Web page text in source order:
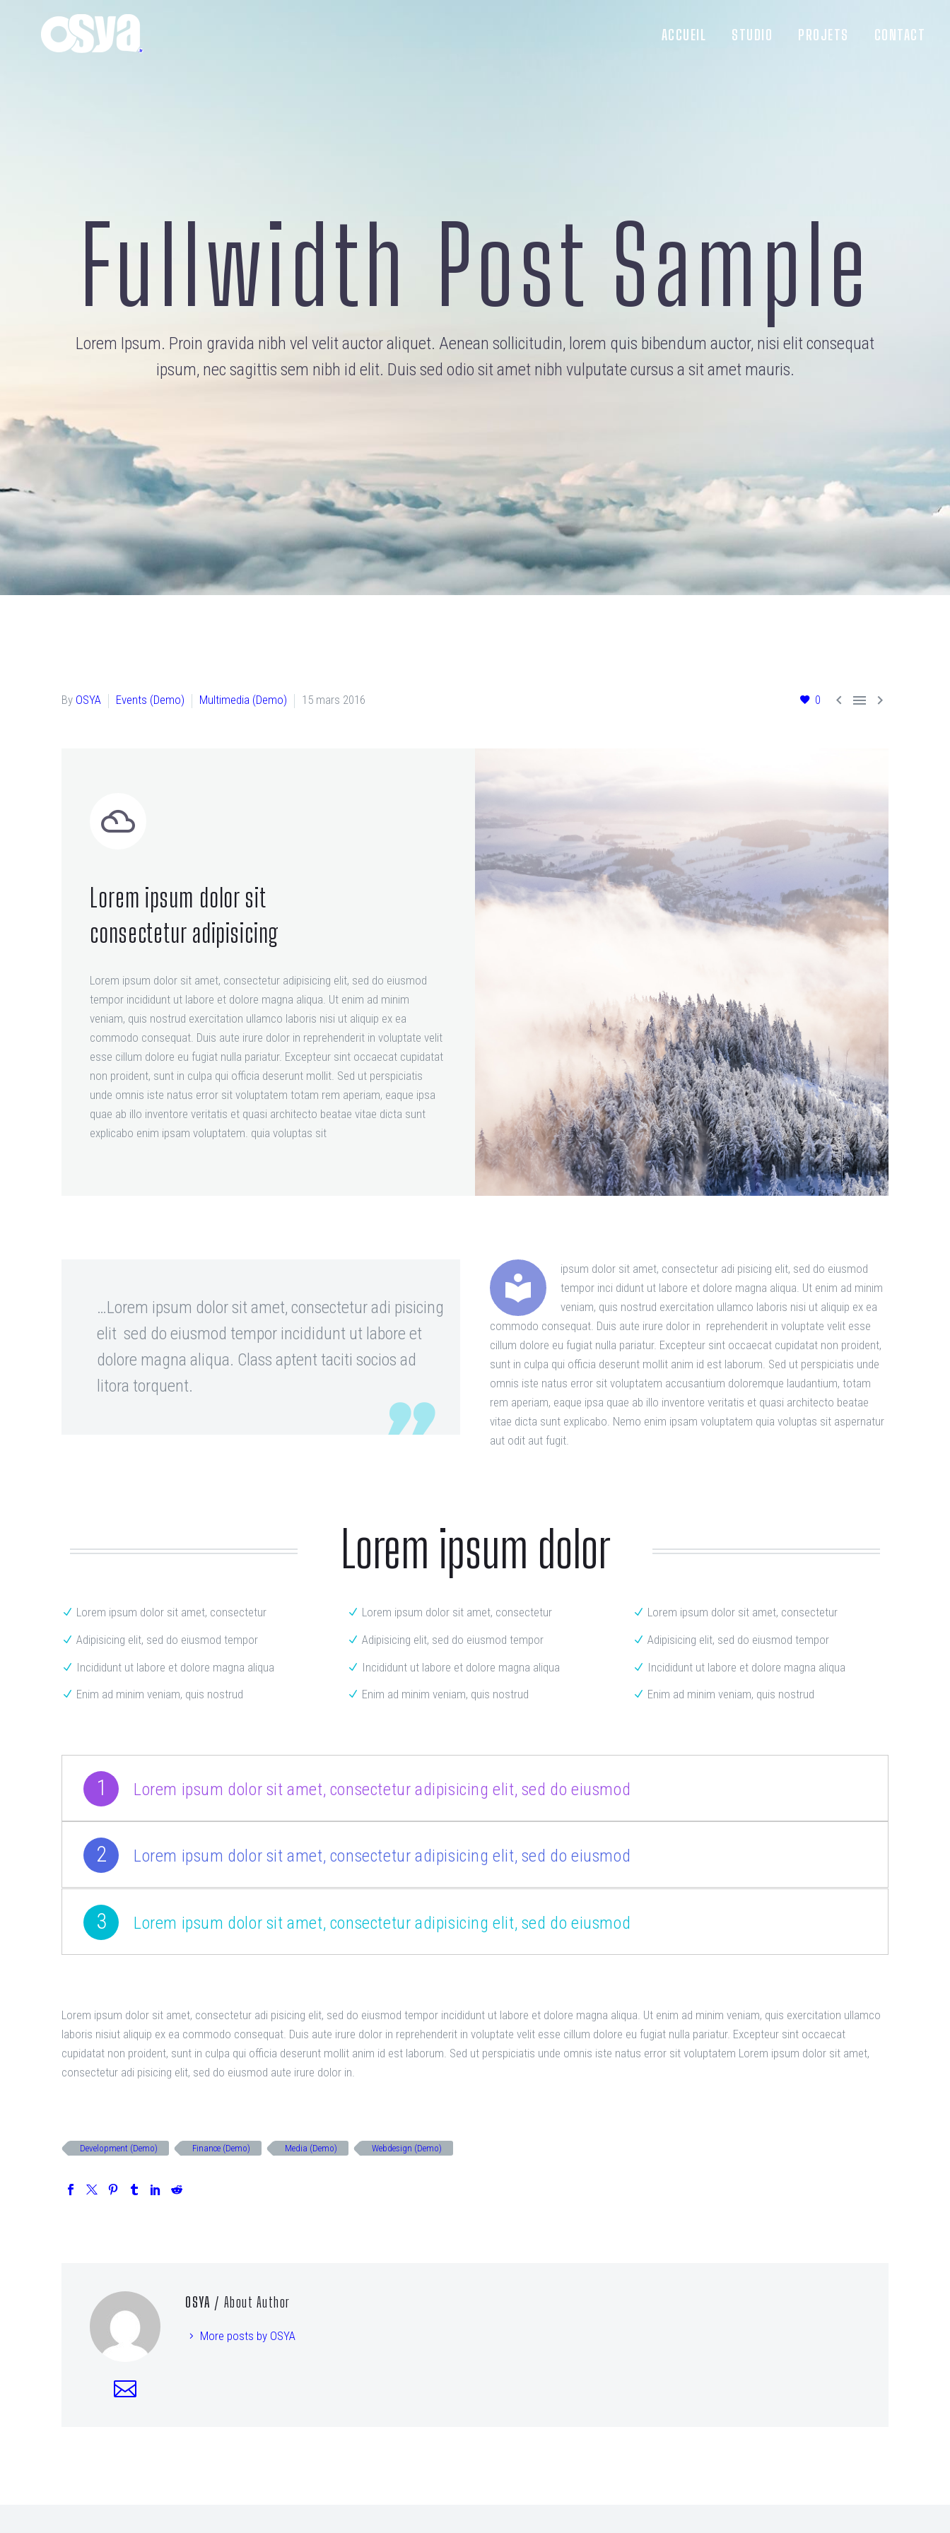
ACCUEIL STUDIO PROJETS CONTACT
Fullwidth Post Sample
Lorem Ipsum. Proin gravida nibh vel velit auctor aliquet. Aenean sollicitudin, lorem quis bibendum auctor, nisi elit consequat
ipsum, nec sagittis sem nibh id elit. Duis sed odio sit amet nibh vulputate cursus a sit amet mauris.
0   
By OSYA Events (Demo) Multimedia (Demo) 15 mars 2016


Lorem ipsum dolor sit
consectetur adipisicing
Lorem ipsum dolor sit amet, consectetur adipisicing elit, sed do eiusmod
tempor incididunt ut labore et dolore magna aliqua. Ut enim ad minim
veniam, quis nostrud exercitation ullamco laboris nisi ut aliquip ex ea
commodo consequat. Duis aute irure dolor in reprehenderit in voluptate velit
esse cillum dolore eu fugiat nulla pariatur. Excepteur sint occaecat cupidatat
non proident, sunt in culpa qui officia deserunt mollit. Sed ut perspiciatis
unde omnis iste natus error sit voluptatem totam rem aperiam, eaque ipsa
quae ab illo inventore veritatis et quasi architecto beatae vitae dicta sunt
explicabo enim ipsam voluptatem. quia voluptas sit
…Lorem ipsum dolor sit amet, consectetur adi pisicing
elit sed do eiusmod tempor incididunt ut labore et
dolore magna aliqua. Class aptent taciti socios ad
litora torquent.


ipsum dolor sit amet, consectetur adi pisicing elit, sed do eiusmod
tempor inci didunt ut labore et dolore magna aliqua. Ut enim ad minim
veniam, quis nostrud exercitation ullamco laboris nisi ut aliquip ex ea
commodo consequat. Duis aute irure dolor in reprehenderit in voluptate velit esse
cillum dolore eu fugiat nulla pariatur. Excepteur sint occaecat cupidatat non proident,
sunt in culpa qui officia deserunt mollit anim id est laborum. Sed ut perspiciatis unde
omnis iste natus error sit voluptatem accusantium doloremque laudantium, totam
rem aperiam, eaque ipsa quae ab illo inventore veritatis et quasi architecto beatae
vitae dicta sunt explicabo. Nemo enim ipsam voluptatem quia voluptas sit aspernatur
aut odit aut fugit.
Lorem ipsum dolor
Lorem ipsum dolor sit amet, consectetur
Adipisicing elit, sed do eiusmod tempor
Incididunt ut labore et dolore magna aliqua
Enim ad minim veniam, quis nostrud
Lorem ipsum dolor sit amet, consectetur
Adipisicing elit, sed do eiusmod tempor
Incididunt ut labore et dolore magna aliqua
Enim ad minim veniam, quis nostrud
Lorem ipsum dolor sit amet, consectetur
Adipisicing elit, sed do eiusmod tempor
Incididunt ut labore et dolore magna aliqua
Enim ad minim veniam, quis nostrud
1 Lorem ipsum dolor sit amet, consectetur adipisicing elit, sed do eiusmod
2 Lorem ipsum dolor sit amet, consectetur adipisicing elit, sed do eiusmod
3 Lorem ipsum dolor sit amet, consectetur adipisicing elit, sed do eiusmod
Lorem ipsum dolor sit amet, consectetur adi pisicing elit, sed do eiusmod tempor incididunt ut labore et dolore magna aliqua. Ut enim ad minim veniam, quis exercitation ullamco
laboris nisiut aliquip ex ea commodo consequat. Duis aute irure dolor in reprehenderit in voluptate velit esse cillum dolore eu fugiat nulla pariatur. Excepteur sint occaecat
cupidatat non proident, sunt in culpa qui officia deserunt mollit anim id est laborum. Sed ut perspiciatis unde omnis iste natus error sit voluptatem Lorem ipsum dolor sit amet,
consectetur adi pisicing elit, sed do eiusmod aute irure dolor in.
Development (Demo) Finance (Demo) Media (Demo) Webdesign (Demo)
OSYA / About Author
More posts by OSYA